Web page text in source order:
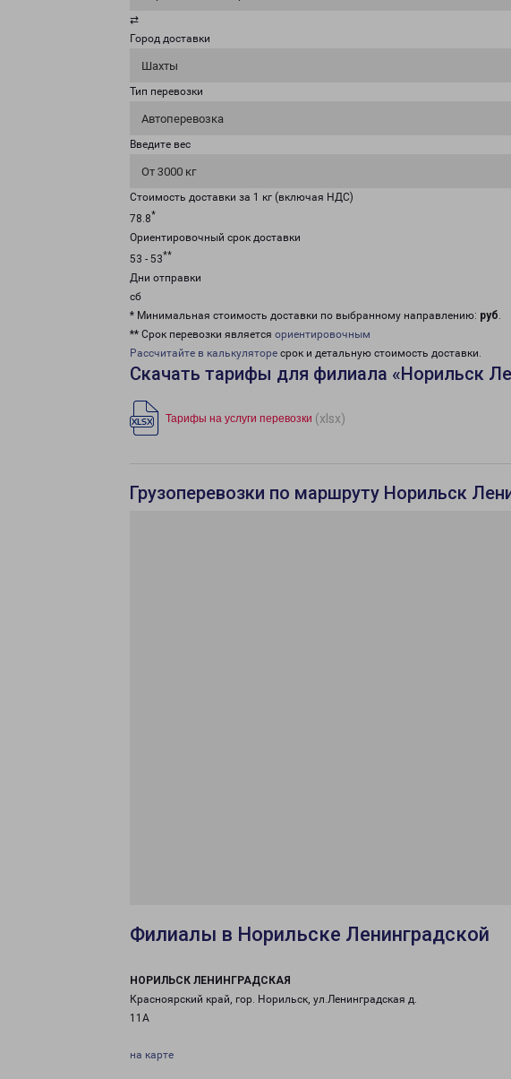
⇄
Город доставки
Шахты
Тип перевозки
Автоперевозка
Введите вес
От 3000 кг
Стоимость доставки за 1 кг (включая НДС)
78.8*
Ориентировочный срок доставки
53 - 53**
Дни отправки
сб
* Минимальная стоимость доставки по выбранному направлению: руб.
** Срок перевозки является ориентировочным
Рассчитайте в калькуляторе срок и детальную стоимость доставки.
Скачать тарифы для филиала «Норильск
Тарифы на услуги перевозки (xlsx)
Грузоперевозки по маршруту Норильск
Филиалы в Норильске Ленинградской
НОРИЛЬСК ЛЕНИНГРАДСКАЯ
Красноярский край, гор. Норильск, ул.Ленинградская д.
11А
на карте